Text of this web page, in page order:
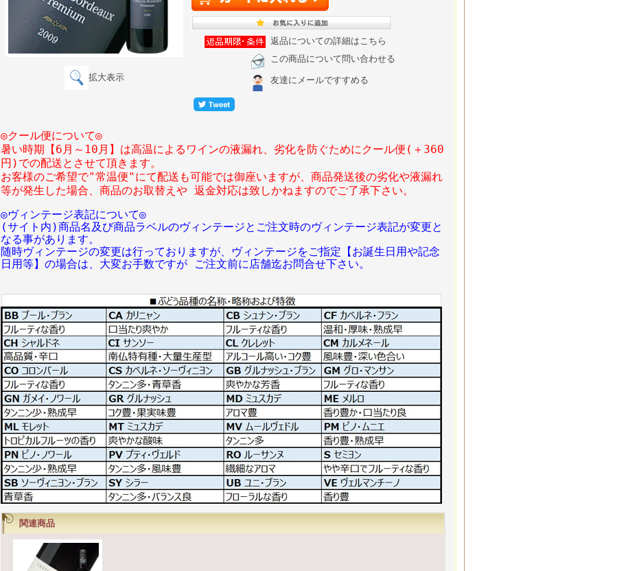
拡大表示
返品についての詳細はこちら
この商品について問い合わせる
友達にメールですすめる
◎クール便について◎
暑い時期【6月～10月】は高温によるワインの液漏れ、劣化を防ぐためにクール便(＋360
円)での配送とさせて頂きます。
お客様のご希望で"常温便"にて配送も可能では御座いますが、商品発送後の劣化や液漏れ
等が発生した場合、商品のお取替えや 返金対応は致しかねますのでご了承下さい。
◎ヴィンテージ表記について◎
(サイト内)商品名及び商品ラベルのヴィンテージとご注文時のヴィンテージ表記が変更と
なる事があります。
随時ヴィンテージの変更は行っておりますが、ヴィンテージをご指定【お誕生日用や記念
日用等】の場合は、大変お手数ですが ご注文前に店舗迄お問合せ下さい。
関連商品